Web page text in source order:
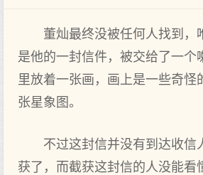
董灿最终没被任何人找到，
是他的一封信件，被交给了一个
里放着一张画，画上是一些奇
张星象图。
不过这封信并没有到达收信
获了，而截获这封信的人没能看